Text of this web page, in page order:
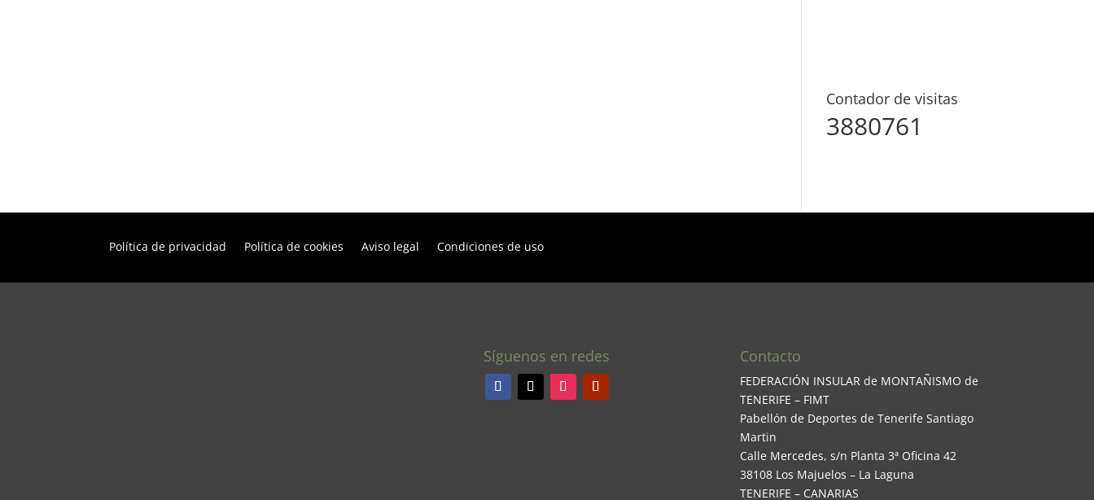
Contador de visitas
3880761
Política de privacidad Política de cookies Aviso legal Condiciones de uso
Síguenos en redes Contacto
FEDERACIÓN INSULAR de MONTAÑISMO de
TENERIFE – FIMT
Pabellón de Deportes de Tenerife Santiago
Martin
Calle Mercedes, s/n Planta 3ª Oficina 42
38108 Los Majuelos – La Laguna
TENERIFE – CANARIAS